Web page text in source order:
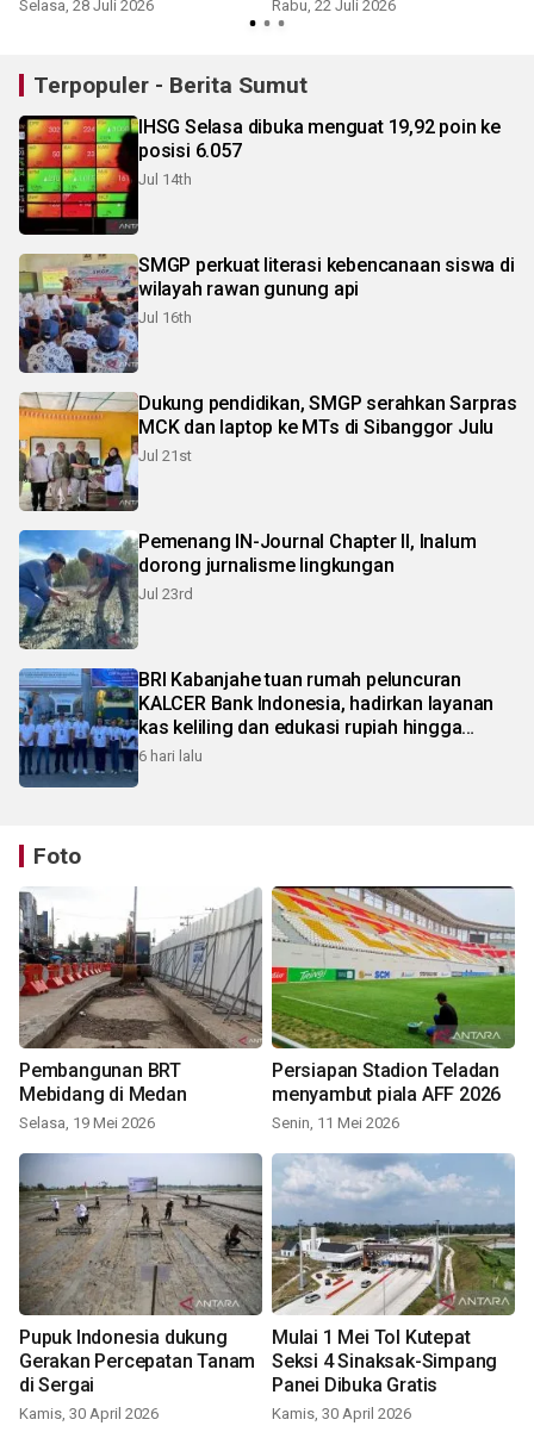
Selasa, 28 Juli 2026 Rabu, 22 Juli 2026
Terpopuler - Berita Sumut
IHSG Selasa dibuka menguat 19,92 poin ke
posisi 6.057
Jul 14th
SMGP perkuat literasi kebencanaan siswa di
wilayah rawan gunung api
Jul 16th
Dukung pendidikan, SMGP serahkan Sarpras
MCK dan laptop ke MTs di Sibanggor Julu
Jul 21st
Pemenang IN-Journal Chapter II, Inalum
dorong jurnalisme lingkungan
Jul 23rd
BRI Kabanjahe tuan rumah peluncuran
KALCER Bank Indonesia, hadirkan layanan
kas keliling dan edukasi rupiah hingga
pelosok Karo
6 hari lalu
Foto
Pembangunan BRT
Mebidang di Medan
Selasa, 19 Mei 2026
Persiapan Stadion Teladan
menyambut piala AFF 2026
Senin, 11 Mei 2026
Pupuk Indonesia dukung
Gerakan Percepatan Tanam
di Sergai
Kamis, 30 April 2026
Mulai 1 Mei Tol Kutepat
Seksi 4 Sinaksak-Simpang
Panei Dibuka Gratis
Kamis, 30 April 2026